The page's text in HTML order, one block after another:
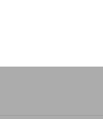
les jantes en alliage 19"
un look unique et
ET20 L'installation des
de service est